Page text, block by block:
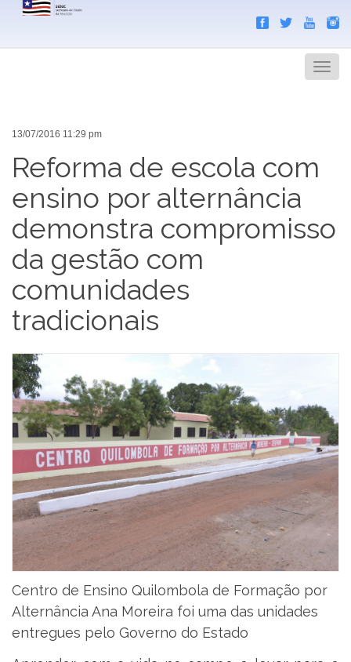
Menu
13/07/2016 11:29 pm
Reforma de escola com
ensino por alternância
demonstra compromisso
da gestão com
comunidades
tradicionais
Centro de Ensino Quilombola de Formação por
Alternância Ana Moreira foi uma das unidades
entregues pelo Governo do Estado